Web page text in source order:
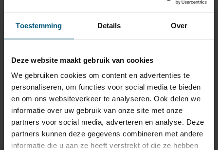
Toestemming Details Over
Deze website maakt gebruik van cookies
We gebruiken cookies om content en advertenties te
personaliseren, om functies voor social media te bieden
en om ons websiteverkeer te analyseren. Ook delen we
informatie over uw gebruik van onze site met onze
partners voor social media, adverteren en analyse. Deze
partners kunnen deze gegevens combineren met andere
informatie die u aan ze heeft verstrekt of die ze hebben
Europees keurmerk
Ja
Uitsnede zichtbaar
Nee
Montagetijd
1 uur 30 minuten
Ook voor fietsendrager
Opmerking
Ook S-line uitvoering
Montage handleiding
AHA 33A